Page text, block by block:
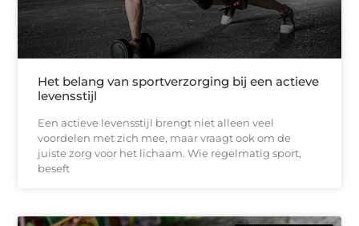
Het belang van sportverzorging bij een actieve
levensstijl
Een actieve levensstijl brengt niet alleen veel
voordelen met zich mee, maar vraagt ook om de
juiste zorg voor het lichaam. Wie regelmatig sport,
beseft